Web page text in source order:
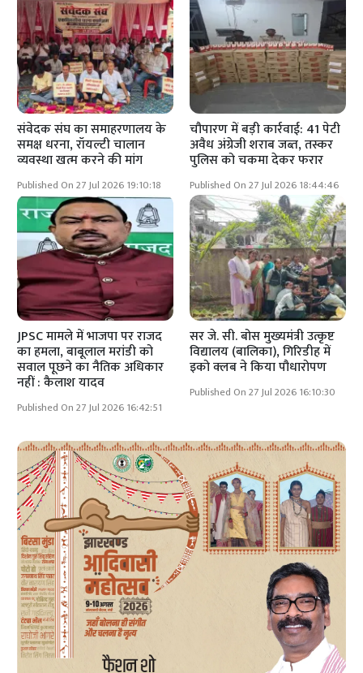
संवेदक संघ का समाहरणालय के
समक्ष धरना, रॉयल्टी चालान
व्यवस्था खत्म करने की मांग
Published On 27 Jul 2026 19:10:18
चौपारण में बड़ी कार्रवाई: 41 पेटी
अवैध अंग्रेजी शराब जब्त, तस्कर
पुलिस को चकमा देकर फरार
Published On 27 Jul 2026 18:44:46
JPSC मामले में भाजपा पर राजद
का हमला, बाबूलाल मरांडी को
सवाल पूछने का नैतिक अधिकार
नहीं : कैलाश यादव
Published On 27 Jul 2026 16:42:51
सर जे. सी. बोस मुख्यमंत्री उत्कृष्ट
विद्यालय (बालिका), गिरिडीह में
इको क्लब ने किया पौधारोपण
Published On 27 Jul 2026 16:10:30